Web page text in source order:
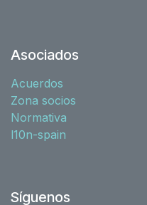
Asociados
Acuerdos
Zona socios
Normativa
l10n-spain
Síguenos